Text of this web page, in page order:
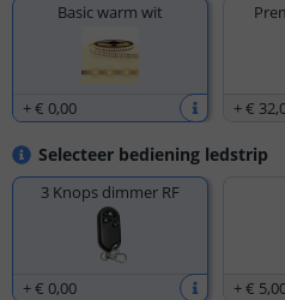
Basic warm wit
+€ 0,00 +€ 32,
Selecteer bediening ledstrip
3 Knops dimmer RF
+€ 0,00 +€ 5,